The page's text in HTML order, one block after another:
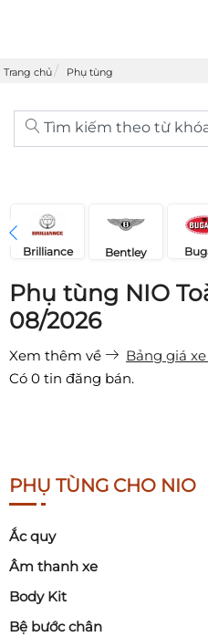
Trang chủ Phụ tùng
Tìm kiếm theo từ
Brilliance Bentley
Phụ tùng NIO
08/2026
Xem thêm về
Bảng giá
Có 0 tin đăng bán.
PHỤ TÙNG CHO NIO
Ắc quy
Âm thanh xe
Body Kit
Bệ bước chân